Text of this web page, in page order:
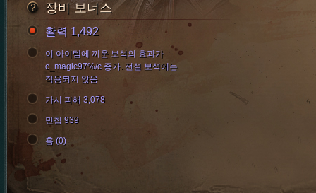
장비 보너스
활력 1,492
이 아이템에 끼운 보석의 효과가
c_magic97%/c 증가. 전설 보석에는
적용되지 않음
가시 피해 3,078
민첩 939
홈 (0)